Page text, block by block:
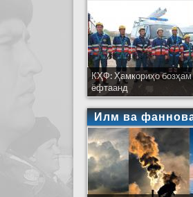
КҲФ: Ҳамкориҳо бозҳам
ёфтаанд
Илм ва